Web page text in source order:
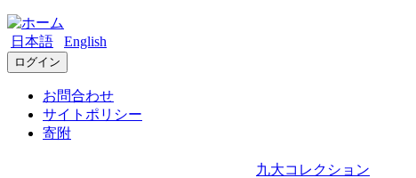
日本語 English
ログイン
お問合わせ
サイトポリシー
寄附
九大コレクション